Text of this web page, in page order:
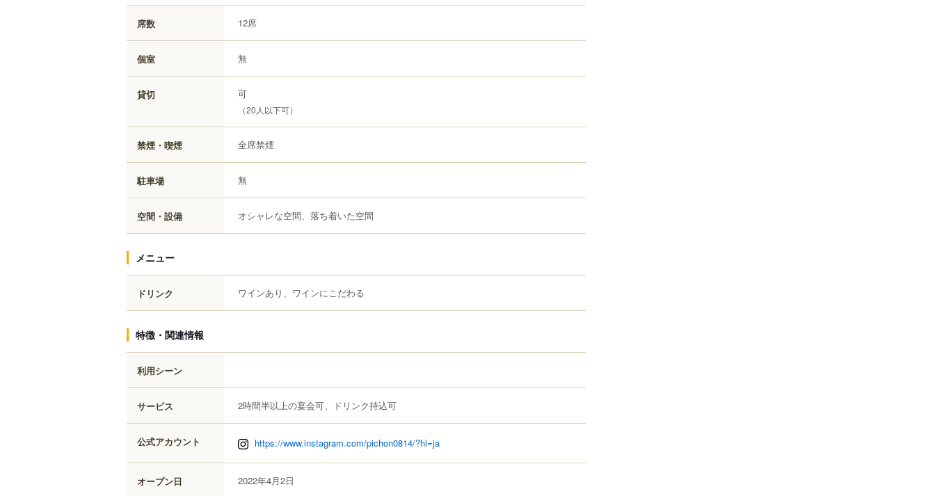
席数 12席
個室 無
貸切 可
（20人以下可）
禁煙・喫煙 全席禁煙
駐車場 無
空間・設備 オシャレな空間、落ち着いた空間
メニュー
ドリンク ワインあり、ワインにこだわる
特徴・関連情報
利用シーン
サービス 2時間半以上の宴会可、ドリンク持込可
公式アカウント https://www.instagram.com/pichon0814/?hl=ja
オープン日 2022年4月2日